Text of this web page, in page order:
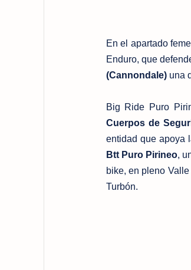
En el apartado
Enduro, que
(Cannondale)una
Big Ride Puro
Cuerpos de
entidad que apoya
Btt Puro Pirineo,
bike, en pleno
Turbón.